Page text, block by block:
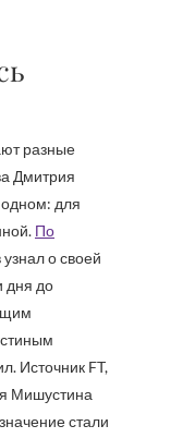
разные
Дмитрия
одном: для
По
о своей
дня до
Источник FT,
Мишустина
стали